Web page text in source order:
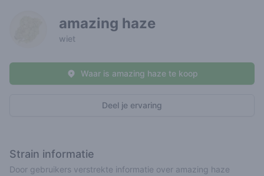
amazing haze
wiet
Deel je ervaring
Waar is amazing haze te koop
Strain informatie
Door gebruikers verstrekte informatie over amazing haze